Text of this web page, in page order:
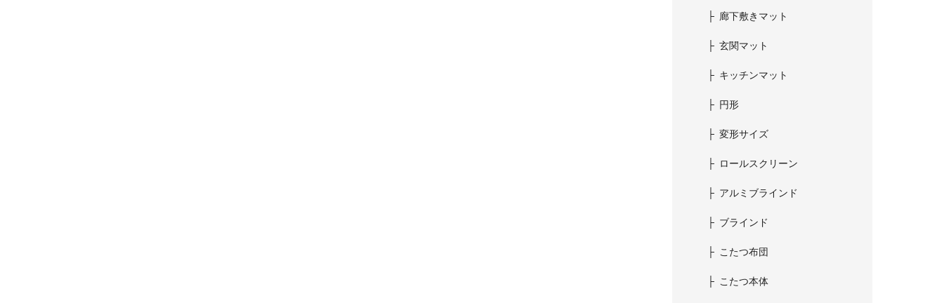
廊下敷きマット
玄関マット
キッチンマット
円形
変形サイズ
ロールスクリーン
アルミブラインド
ブラインド
こたつ布団
こたつ本体